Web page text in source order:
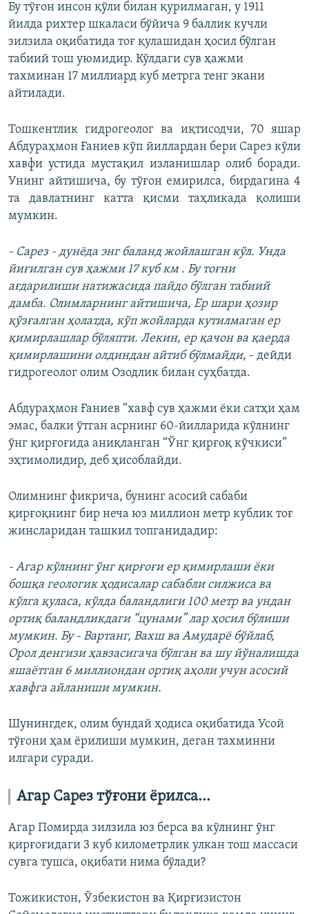
Бу тўғон инсон қўли билан қурилмаган, у 1911
йилда рихтер шкаласи бўйича 9 баллик кучли
зилзила оқибатида тоғ қулашидан ҳосил бўлган
табиий тош уюмидир. Кўлдаги сув ҳажми
тахминан 17 миллиард куб метрга тенг экани
айтилади.
Тошкентлик гидрогеолог ва иқтисодчи, 70 яшар
Абдураҳмон Ғаниев кўп йиллардан бери Сарез кўли
хавфи устида мустақил изланишлар олиб боради.
Унинг айтишича, бу тўғон емирилса, бирдагина 4
та давлатнинг катта қисми таҳликада қолиши
мумкин.
- Сарез - дунёда энг баланд жойлашган кўл. Унда
йиғилган сув ҳажми 17 куб км . Бу тоғни
ағдарилиши натижасида пайдо бўлган табиий
дамба. Олимларнинг айтишича, Ер шари ҳозир
қўзғалган ҳолатда, кўп жойларда кутилмаган ер
қимирлашлар бўляпти. Лекин, ер қачон ва қаерда
қимирлашини олдиндан айтиб бўлмайди, - дейди
гидрогеолог олим Озодлик билан суҳбатда.
Абдураҳмон Ғаниев “хавф сув ҳажми ёки сатҳи ҳам
эмас, балки ўтган асрнинг 60-йилларида кўлнинг
ўнг қирғоғида аниқланган “Ўнг қирғоқ кўчкиси”
эҳтимолидир, деб ҳисоблайди.
Олимнинг фикрича, бунинг асосий сабаби
қирғоқнинг бир неча юз миллион метр кублик тоғ
жинсларидан ташкил топганидадир:
- Агар кўлнинг ўнг қирғоғи ер қимирлаши ёки
бошқа геологик ҳодисалар сабабли силжиса ва
кўлга қуласа, кўлда баландлиги 100 метр ва ундан
ортиқ баландликдаги “цунами” лар ҳосил бўлиши
мумкин. Бу - Вартанг, Вахш ва Амударё бўйлаб,
Орол денгизи ҳавзасигача бўлган ва шу йўналишда
яшаётган 6 миллиондан ортиқ аҳоли учун асосий
хавфга айланиши мумкин.
Шунингдек, олим бундай ҳодиса оқибатида Усой
тўғони ҳам ёрилиши мумкин, деган тахминни
илгари суради.
Агар Сарез тўғони ёрилса...
Агар Помирда зилзила юз берса ва кўлнинг ўнг
қирғоғидаги 3 куб километрлик улкан тош массаси
сувга тушса, оқибати нима бўлади?
Тожикистон, Ўзбекистон ва Қирғизистон